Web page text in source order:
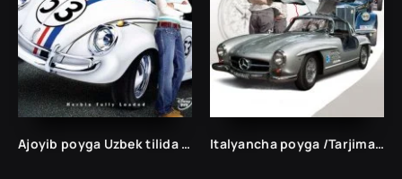
Ajoyib poyga Uzbek tilida /Tarjima kinolar Uzbek tilida Таржима кинолар Ўзбек тилида/ Italyancha poyga /Tarjima kinolar Uzbek tilida Таржима кинолар Ўзбек тилида/